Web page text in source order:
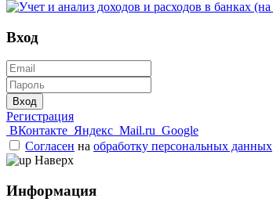
Вход
Вход
Регистрация
ВКонтакте Яндекс Mail.ru Google
Согласен на обработку персональных данных
Наверх
Информация